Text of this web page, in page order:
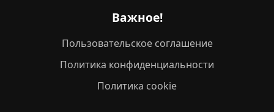
Важное!
Пользовательское соглашение
Политика конфиденциальности
Политика cookie